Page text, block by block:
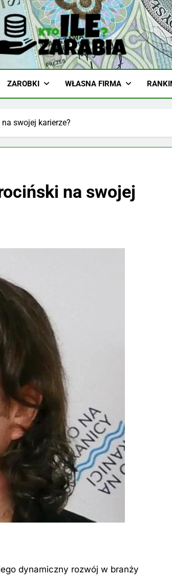
I Biznes
ZAROBKI WŁASNA FIRMA
swojej karierze?
na swojej
dynamiczny rozwój w branży